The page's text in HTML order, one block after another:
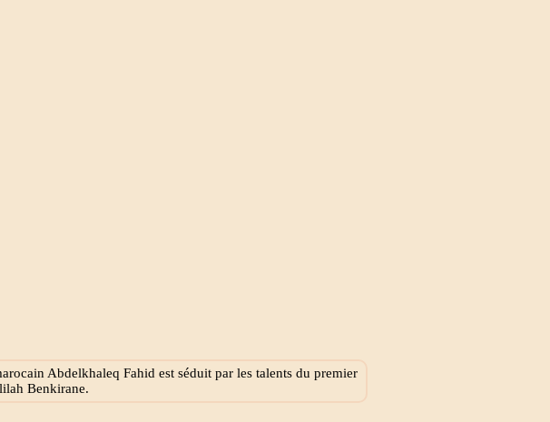
Abdelkhaleq Fahid est séduit par les talents du premier
Benkirane.